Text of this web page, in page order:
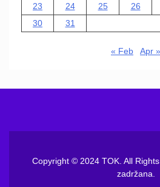
23
24 25 26
30
31
« Feb Apr »
Copyright © 2024 TOK. All
zadržana.